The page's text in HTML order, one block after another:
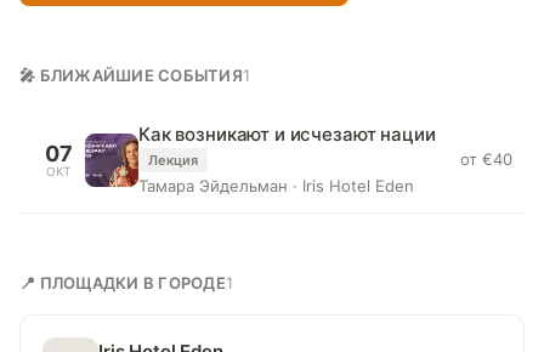
🎤 БЛИЖАЙШИЕ СОБЫТИЯ1
07
ОКТ
Как возникают и исчезают нации
Лекция
Тамара Эйдельман · Iris Hotel Eden
от €40
📍 ПЛОЩАДКИ В ГОРОДЕ1